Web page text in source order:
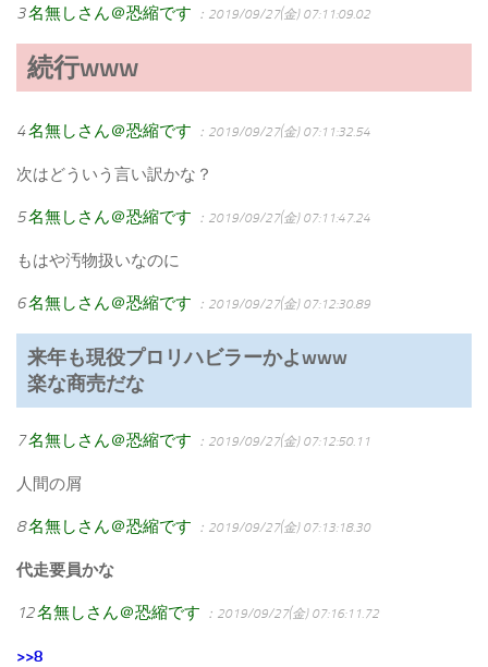
3名無しさん＠恐縮です ：2019/09/27(金) 07:11:09.02
続行www
4名無しさん＠恐縮です ：2019/09/27(金) 07:11:32.54
次はどういう言い訳かな？
5名無しさん＠恐縮です ：2019/09/27(金) 07:11:47.24
もはや汚物扱いなのに
6名無しさん＠恐縮です ：2019/09/27(金) 07:12:30.89
来年も現役プロリハビラーかよwww
楽な商売だな
7名無しさん＠恐縮です ：2019/09/27(金) 07:12:50.11
人間の屑
8名無しさん＠恐縮です ：2019/09/27(金) 07:13:18.30
代走要員かな
12名無しさん＠恐縮です ：2019/09/27(金) 07:16:11.72
>>8